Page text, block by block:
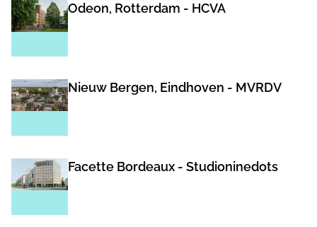
Odeon, Rotterdam - HCVA
Nieuw Bergen, Eindhoven - MVRDV
Facette Bordeaux - Studioninedots